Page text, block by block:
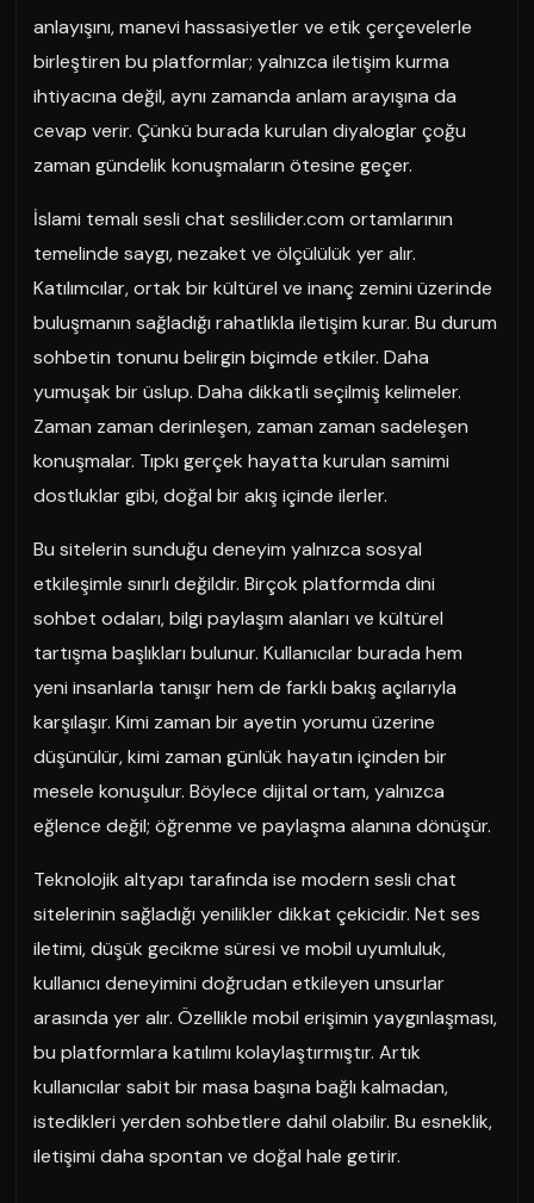
anlayışını, manevi hassasiyetler ve etik çerçevelerle
birleştiren bu platformlar; yalnızca iletişim kurma
ihtiyacına değil, aynı zamanda anlam arayışına da
cevap verir. Çünkü burada kurulan diyaloglar çoğu
zaman gündelik konuşmaların ötesine geçer.
İslami temalı sesli chat seslilider.com ortamlarının
temelinde saygı, nezaket ve ölçülülük yer alır.
Katılımcılar, ortak bir kültürel ve inanç zemini üzerinde
buluşmanın sağladığı rahatlıkla iletişim kurar. Bu durum
sohbetin tonunu belirgin biçimde etkiler. Daha
yumuşak bir üslup. Daha dikkatli seçilmiş kelimeler.
Zaman zaman derinleşen, zaman zaman sadeleşen
konuşmalar. Tıpkı gerçek hayatta kurulan samimi
dostluklar gibi, doğal bir akış içinde ilerler.
Bu sitelerin sunduğu deneyim yalnızca sosyal
etkileşimle sınırlı değildir. Birçok platformda dini
sohbet odaları, bilgi paylaşım alanları ve kültürel
tartışma başlıkları bulunur. Kullanıcılar burada hem
yeni insanlarla tanışır hem de farklı bakış açılarıyla
karşılaşır. Kimi zaman bir ayetin yorumu üzerine
düşünülür, kimi zaman günlük hayatın içinden bir
mesele konuşulur. Böylece dijital ortam, yalnızca
eğlence değil; öğrenme ve paylaşma alanına dönüşür.
Teknolojik altyapı tarafında ise modern sesli chat
sitelerinin sağladığı yenilikler dikkat çekicidir. Net ses
iletimi, düşük gecikme süresi ve mobil uyumluluk,
kullanıcı deneyimini doğrudan etkileyen unsurlar
arasında yer alır. Özellikle mobil erişimin yaygınlaşması,
bu platformlara katılımı kolaylaştırmıştır. Artık
kullanıcılar sabit bir masa başına bağlı kalmadan,
istedikleri yerden sohbetlere dahil olabilir. Bu esneklik,
iletişimi daha spontan ve doğal hale getirir.